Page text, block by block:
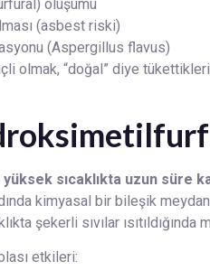
oluşumu
(asbest riski)
(Aspergillus flavus)
olmak, “doğal” diye
yüksek sıcaklıkta uzun süre
kimyasal bir bileşik
şekerli sıvılar ısıtıldığında
etkileri: